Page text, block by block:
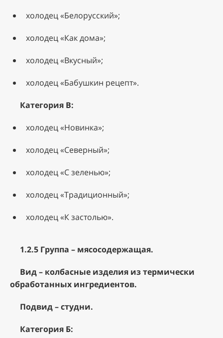
холодец «Белорусский»;
холодец «Как дома»;
холодец «Вкусный»;
холодец «Бабушкин рецепт».
Категория В:
холодец «Новинка»;
холодец «Северный»;
холодец «С зеленью»;
холодец «Традиционный»;
холодец «К застолью».
1.2.5 Группа – мясосодержащая.
Вид – колбасные изделия из термически
обработанных ингредиентов.
Подвид – студни.
Категория Б: